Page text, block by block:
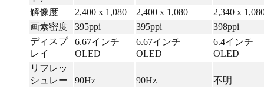
解像度 2,400 x 1,080 2,400 x 1,080
2,340 x
画素密度
395ppi 395ppi
398ppi
ディスプ
レイ
6.67インチ
OLED
6.67インチ
OLED
6.4インチ
OLED
リフレッ
シュレー
90Hz 90Hz 不明